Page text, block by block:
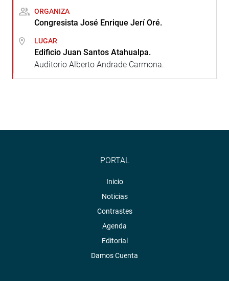
ORGANIZA
Congresista José Enrique Jerí Oré.
LUGAR
Edificio Juan Santos Atahualpa.
Auditorio Alberto Andrade Carmona.
PORTAL
Inicio
Noticias
Contrastes
Agenda
Editorial
Damos Cuenta